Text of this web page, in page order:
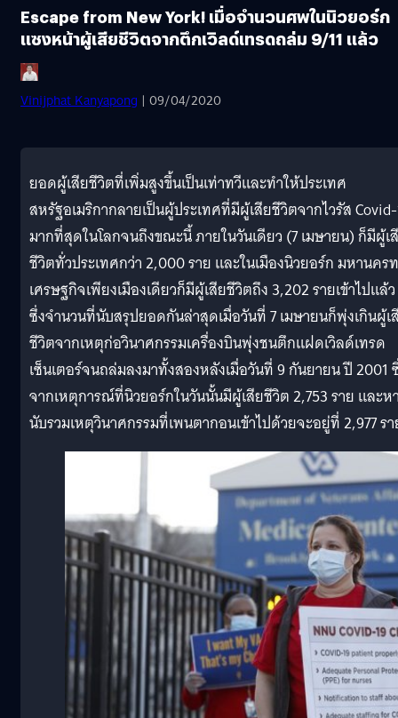
Escape from New York! เมื่อจำนวนศพในนิวยอร์ก
แซงหน้าผู้เสียชีวิตจากตึกเวิลด์เทรดถล่ม 9/11 แล้ว
Vinijphat Kanyapong | 09/04/2020
ยอดผู้เสียชีวิตที่เพิ่มสูงขึ้นเป็นเท่าทวีและทำให้ประเทศ
สหรัฐอเมริกากลายเป็นผู้ประเทศที่มีผู้เสียชีวิตจากไวรัส
มากที่สุดในโลกจนถึงขณะนี้ ภายในวันเดียว (7 เมษายน) ก็มีผู้เ
ชีวิตทั่วประเทศกว่า 2,000 ราย และในเมืองนิวยอร์ก มหานคร
เศรษฐกิจเพียงเมืองเดียวก็มีผู้เสียชีวิตถึง 3,202 รายเข้าไปแล้ว
ซึ่งจำนวนที่นับสรุปยอดกันล่าสุดเมื่อวันที่ 7 เมษายนก็พุ่งเกินผู้เ
ชีวิตจากเหตุก่อวินาศกรรมเครื่องบินพุ่งชนตึกแฝดเวิลด์เทรด
เซ็นเตอร์จนถล่มลงมาทั้งสองหลังเมื่อวันที่ 9 กันยายน ปี 2001
จากเหตุการณ์ที่นิวยอร์กในวันนั้นมีผู้เสียชีวิต 2,753 ราย และห
นับรวมเหตุวินาศกรรมที่เพนตากอนเข้าไปด้วยจะอยู่ที่ 2,977 ร